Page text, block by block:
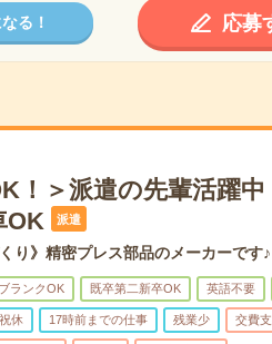
る！ 応募
！＞派遣の先輩活躍
OK
派遣
くり》精密プレス部品のメーカーです♪
ブランクOK 既卒第二新卒OK 英語不要
休 17時前までの仕事 残業少 交費